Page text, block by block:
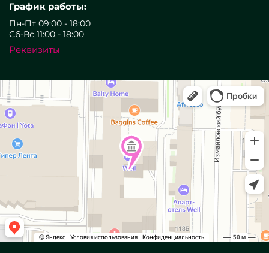
График работы:
Пн-Пт 09:00 - 18:00
Сб-Вс 11:00 - 18:00
Реквизиты